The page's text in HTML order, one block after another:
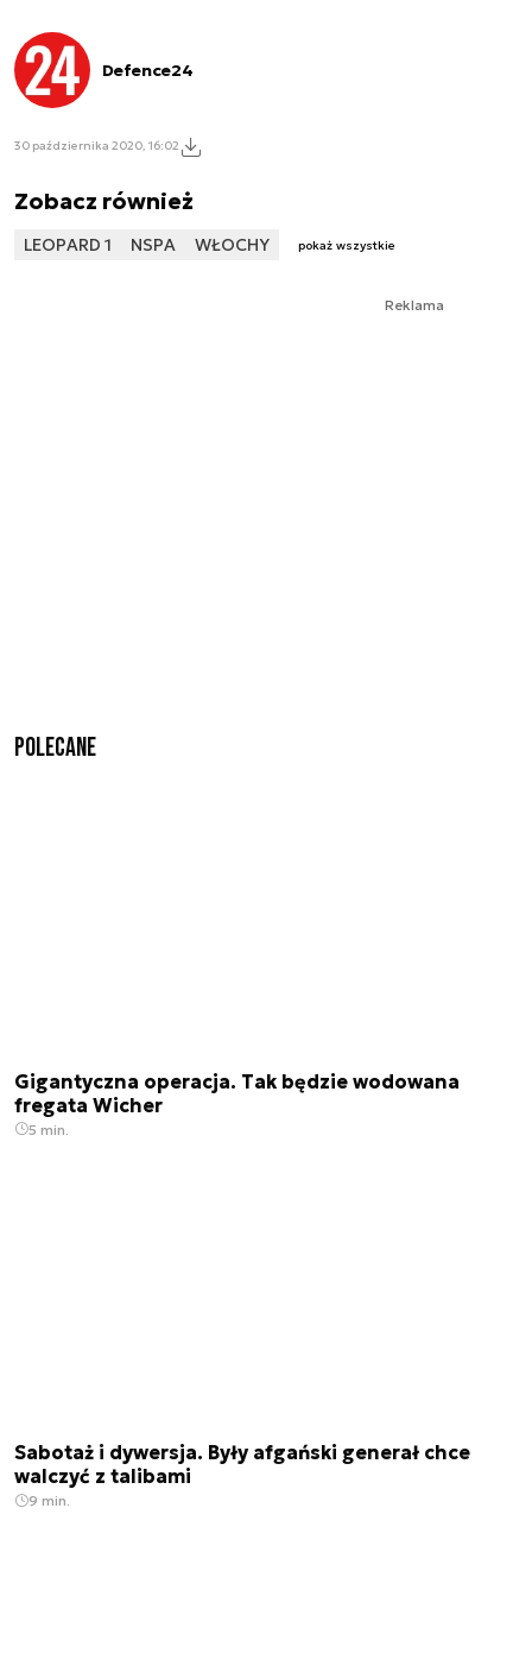
Defence24
30 października 2020, 16:02
Zobacz również
LEOPARD 1 NSPA WŁOCHY pokaż wszystkie
Reklama
Polecane
Gigantyczna operacja. Tak będzie wodowana
fregata Wicher
5 min.
Sabotaż i dywersja. Były afgański generał chce
walczyć z talibami
9 min.